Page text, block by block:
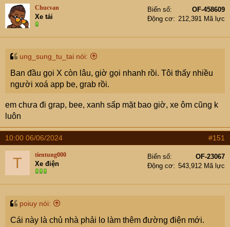
Chucvan
Xe tải
Biển số
OF-458609
Động cơ
212,391 Mã lực
ung_sung_tu_tai nói:
Ban đầu gọi X còn lâu, giờ gọi nhanh rồi. Tôi thấy nhiều
người xoá app be, grab rồi.
em chưa đi grap, bee, xanh sấp mặt bao giờ, xe ôm cũng k
luôn
10:00 06/06/2024 #151
T tientung000
Xe điện
Biển số
OF-23067
Động cơ
543,912 Mã lực
poiuy nói:
Cái này là chủ nhà phải lo làm thêm đường điện mới.